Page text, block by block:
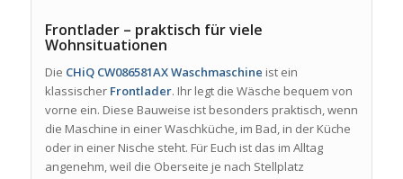
Frontlader – praktisch für viele
Wohnsituationen
Die CHiQ CW086581AX Waschmaschine ist ein
klassischer Frontlader. Ihr legt die Wäsche bequem von
vorne ein. Diese Bauweise ist besonders praktisch, wenn
die Maschine in einer Waschküche, im Bad, in der Küche
oder in einer Nische steht. Für Euch ist das im Alltag
angenehm, weil die Oberseite je nach Stellplatz